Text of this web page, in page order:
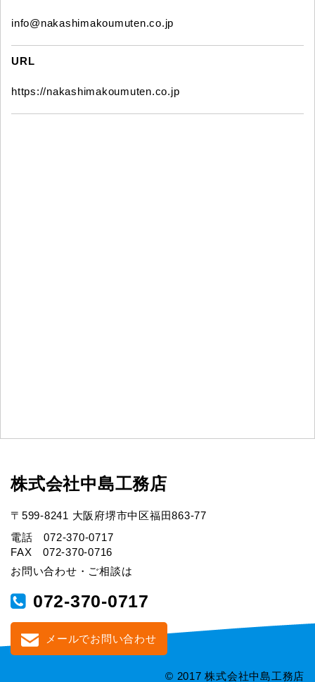
info@nakashimakoumuten.co.jp
URL
https://nakashimakoumuten.co.jp
株式会社中島工務店
〒599-8241 大阪府堺市中区福田863-77
電話 072-370-0717
FAX 072-370-0716
お問い合わせ・ご相談は
072-370-0717
メールでお問い合わせ
© 2017 株式会社中島工務店